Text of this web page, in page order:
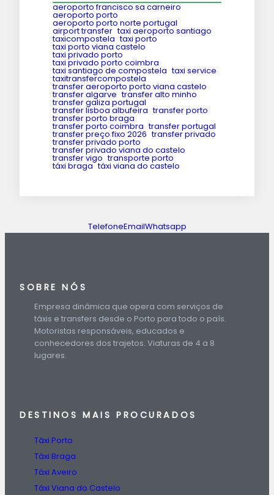
aeroporto francisco sa carneiro
aeroporto porto
aeroporto porto norte portugal
airport transfer taxi aeroporto santiago
taxicompostela taxi porto
taxi porto viana castelo
taxi privado porto
taxi privado porto coimbra
taxi santiago de compostela taxi service
taxitransfercompostela
transfer aeroporto porto viana castelo
transfer algarve transfer alto minho
transfer galiza portugal
transfer lisboa albufeira transfer porto
transfer porto braga
transfer porto coimbra transfer portugal
transfer preço fixo 2026 transfer privado
transfer privado porto
transfer privado viana do castelo
transfer vigo transporte porto
táxi braga táxi viana do castelo
TelefoneEmailWhatsapp
SOBRE NÓS
Empresa dinâmica que opera com serviços de
táxis e transfers desde o Porto para todo o país.
Motoristas responsáveis, educados e
conhecedores dos trajetos. Viaturas de 4 a 8
lugares.
DESTINOS MAIS PROCURADOS
Táxi Porto
Táxi Braga
Táxi Aveiro
Táxi Viana do Castelo